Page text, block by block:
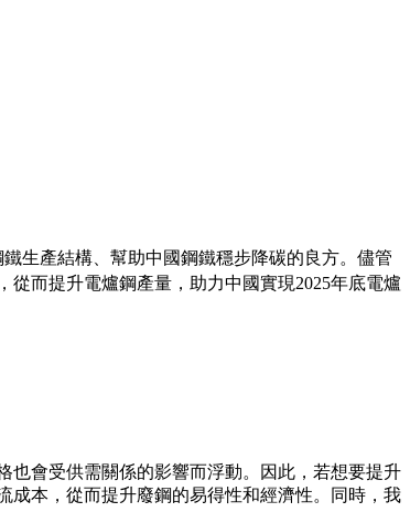
生產結構、幫助中國鋼鐵穩步降碳的良方。儘管
從而提升電爐鋼產量，助力中國實現2025年底電爐
也會受供需關係的影響而浮動。因此，若想要提升
成本，從而提升廢鋼的易得性和經濟性。同時，我